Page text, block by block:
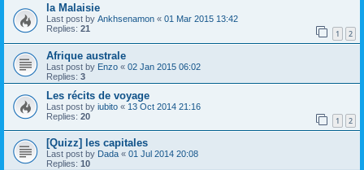
la Malaisie
Last post by Ankhsenamon « 01 Mar 2015 13:42
Replies: 21 1 2
Afrique australe
Last post by Enzo « 02 Jan 2015 06:02
Replies: 3
Les récits de voyage
Last post by iubito « 13 Oct 2014 21:16
Replies: 20 1 2
[Quizz] les capitales
Last post by Dada « 01 Jul 2014 20:08
Replies: 10